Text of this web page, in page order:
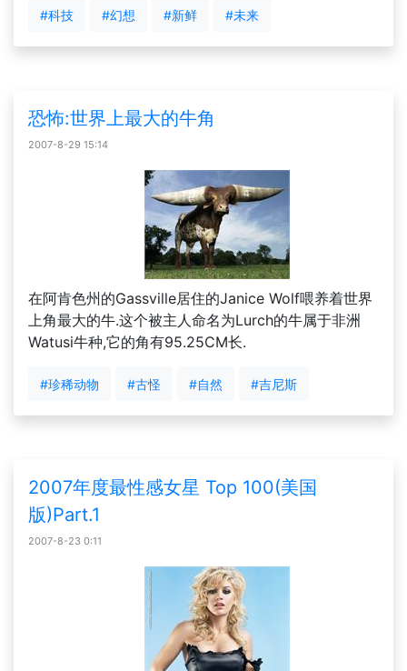
#科技 #幻想 #新鲜 #未来
恐怖:世界上最大的牛角
2007-8-29 15:14
在阿肯色州的Gassville居住的Janice Wolf喂养着世界
上角最大的牛.这个被主人命名为Lurch的牛属于非洲
Watusi牛种,它的角有95.25CM长.
#珍稀动物 #古怪 #自然 #吉尼斯
2007年度最性感女星 Top 100(美国
版)Part.1
2007-8-23 0:11